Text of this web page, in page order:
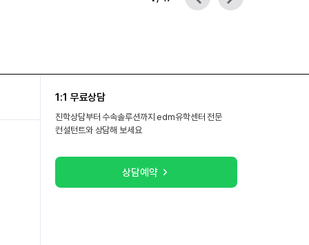
1:1 무료상담
진학상담부터 수속솔루션까지 edm유학센터 전문
컨설턴트와 상담해 보세요
상담예약